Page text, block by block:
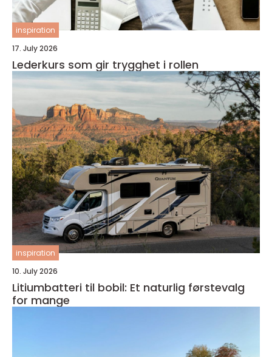
inspiration
17. July 2026
Lederkurs som gir trygghet i rollen
inspiration
10. July 2026
Litiumbatteri til bobil: Et naturlig førstevalg
for mange